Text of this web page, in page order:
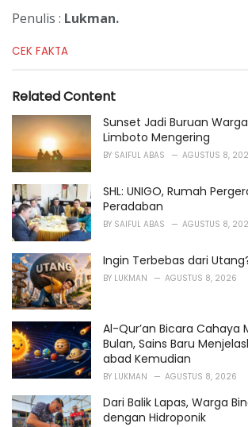
Penulis : Lukman.
C
e
o
r
i
e
:
CEK FAKTA
Related Content
Sunset Jadi Buruan
Limboto Mengering
BY SAIFUL ABAS AGUSTUS 8,
SHL: UNIGO, Rumah
Peradaban
BY SAIFUL ABAS AGUSTUS 8,
Ingin Terbebas dari
BY LUKMAN AGUSTUS 8, 2026
Al-Qur’an Bicara Cahaya
Bulan, Sains Baru
abad Kemudian
BY LUKMAN AGUSTUS 8, 2026
Dari Balik Lapas, Warga
dengan Hidroponik